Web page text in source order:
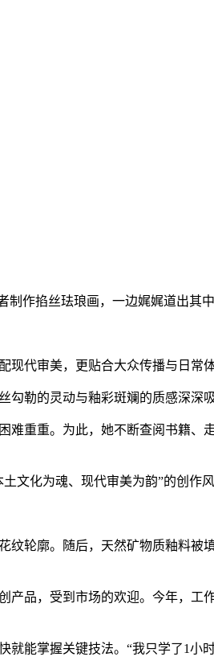
作掐丝珐琅画，一边娓娓道出其中
代审美，更贴合大众传播与日常体
勒的灵动与釉彩斑斓的质感深深吸
重重。为此，她不断查阅书籍、
化为魂、现代审美为韵”的创作风
轮廓。随后，天然矿物质釉料被
品，受到市场的欢迎。今年，工
能掌握关键技法。“我只学了1小